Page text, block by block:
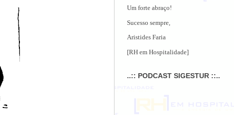
Um forte abraço!
Sucesso sempre,
Aristides Faria
[RH em Hospitalidade]
..:: PODCAST SIGESTUR ::..